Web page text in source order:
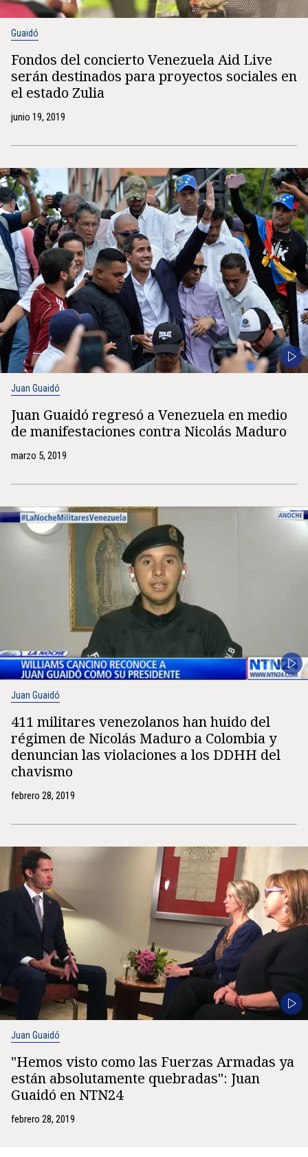
Guaidó
Fondos del concierto Venezuela Aid Live
serán destinados para proyectos sociales en
el estado Zulia
junio 19, 2019
Juan Guaidó
Juan Guaidó regresó a Venezuela en medio
de manifestaciones contra Nicolás Maduro
marzo 5, 2019
Juan Guaidó
411 militares venezolanos han huido del
régimen de Nicolás Maduro a Colombia y
denuncian las violaciones a los DDHH del
chavismo
febrero 28, 2019
Juan Guaidó
"Hemos visto como las Fuerzas Armadas ya
están absolutamente quebradas": Juan
Guaidó en NTN24
febrero 28, 2019